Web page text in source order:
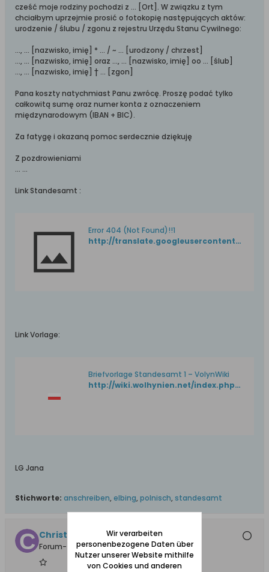
cześć moje rodziny pochodzi z ... [Ort]. W związku z tym
chciałbym uprzejmie prosić o fotokopię następujących aktów:
urodzenie / ślubu / zgonu z rejestru Urzędu Stanu Cywilnego:
..., ... [nazwisko, imię] * ... / ~ ... [urodzony / chrzest]
..., ... [nazwisko, imię] oraz ..., ... [nazwisko, imię] oo ... [ślub]
..., ... [nazwisko, imię] † ... [zgon]
Pana koszty natychmiast Panu zwrócę. Proszę podać tylko
całkowitą sumę oraz numer konta z oznaczeniem
międzynarodowym (IBAN + BIC).
Za fatygę i okazaną pomoc serdecznie dziękuję
Z pozdrowieniami
... ...
Link Standesamt :
Error 404 (Not Found)!!1
http://translate.googleusercontent.com/translate_c?client=tmpg&depth=1&hl=pl&langpair=pl|de&rurl=translate.google.com&u=http://www.elblag.eu/index.php%3Foption%3Dcom_content%26view%3Darticle%26id%3D55:departament-spraw-obywatelskich%26catid%3D33:departamenty-urzdu-miejskiego-w-elblgu%26Itemid%3D45&usg=ALkJrhj6oMwYp7P_4cuMl9vdG2mU2afArw
Link Vorlage:
Briefvorlage Standesamt 1 – VolynWiki
http://wiki.wolhynien.net/index.php?title=Briefvorlage_Standesamt_1
LG Jana
Stichworte: anschreiben, elbing, polnisch, standesamt
Christa Gesing
Forum-Teilnehmer
Wir verarbeiten
personenbezogene Daten über
Nutzer unserer Website mithilfe
von Cookies und anderen